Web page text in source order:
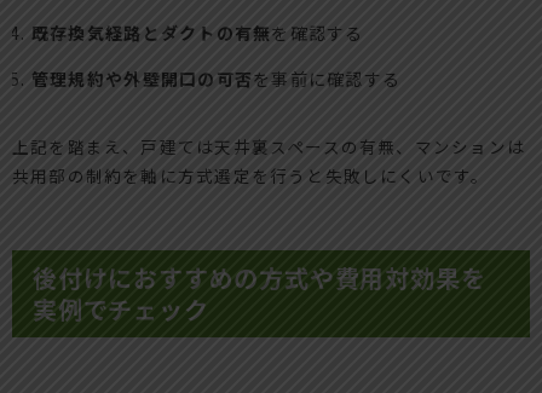
既存換気経路とダクトの有無を確認する
管理規約や外壁開口の可否を事前に確認する
上記を踏まえ、戸建ては天井裏スペースの有無、マンションは
共用部の制約を軸に方式選定を行うと失敗しにくいです。
後付けにおすすめの方式や費用対効果を
実例でチェック